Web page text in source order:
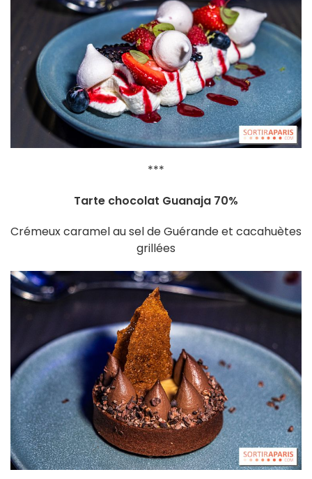
***
Tarte chocolat Guanaja 70%
Crémeux caramel au sel de Guérande et cacahuètes
grillées